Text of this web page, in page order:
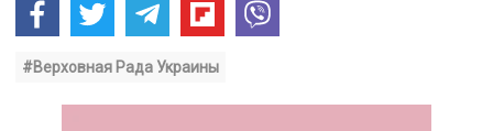
#Верховная Рада Украины